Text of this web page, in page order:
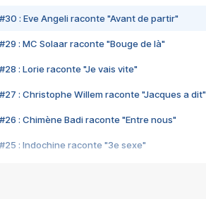
#30 : Eve Angeli raconte "Avant de partir"
#29 : MC Solaar raconte "Bouge de là"
#28 : Lorie raconte "Je vais vite"
#27 : Christophe Willem raconte "Jacques a dit"
#26 : Chimène Badi raconte "Entre nous"
#25 : Indochine raconte "3e sexe"